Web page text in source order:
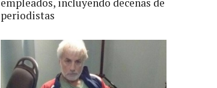
periodistas